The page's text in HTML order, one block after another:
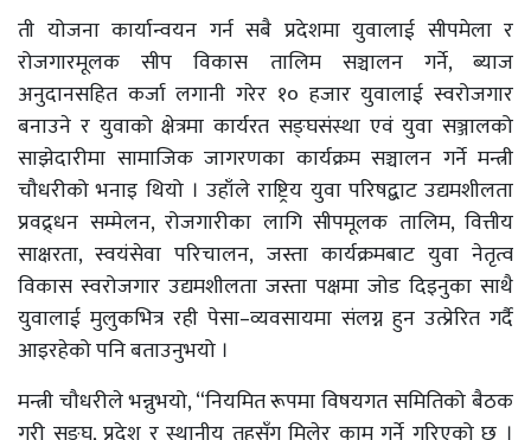
ती योजना कार्यान्वयन गर्न सबै प्रदेशमा युवालाई सीपमेला र
रोजगारमूलक सीप विकास तालिम सञ्चालन गर्ने, ब्याज
अनुदानसहित कर्जा लगानी गरेर १० हजार युवालाई स्वरोजगार
बनाउने र युवाको क्षेत्रमा कार्यरत सङ्घसंस्था एवं युवा सञ्जालको
साझेदारीमा सामाजिक जागरणका कार्यक्रम सञ्चालन गर्ने मन्त्री
चौधरीको भनाइ थियो । उहाँले राष्ट्रिय युवा परिषद्बाट उद्यमशीलता
प्रवद्र्धन सम्मेलन, रोजगारीका लागि सीपमूलक तालिम, वित्तीय
साक्षरता, स्वयंसेवा परिचालन, जस्ता कार्यक्रमबाट युवा नेतृत्व
विकास स्वरोजगार उद्यमशीलता जस्ता पक्षमा जोड दिइनुका साथै
युवालाई मुलुकभित्र रही पेसा–व्यवसायमा संलग्न हुन उत्प्रेरित गर्दै
आइरहेको पनि बताउनुभयो ।
मन्त्री चौधरीले भन्नुभयो, “नियमित रूपमा विषयगत समितिको बैठक